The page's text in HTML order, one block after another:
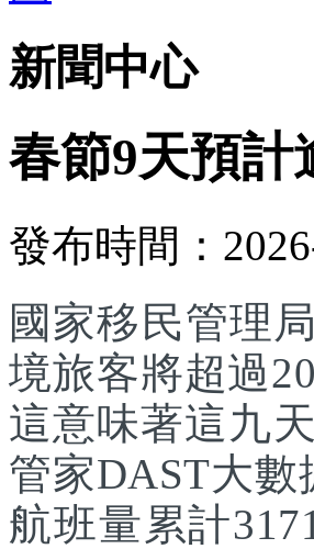
新聞中心
春節9天預計
發布時間：
國家移民管理
境旅客將超過
這意味著這九
管家DAST大
航班量累計